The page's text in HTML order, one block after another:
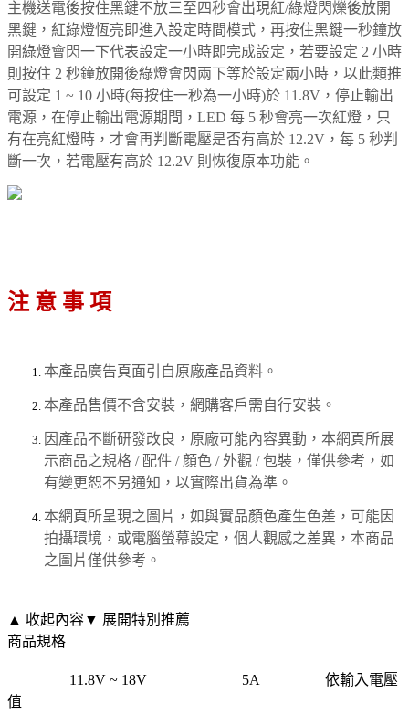
主機送電後按住黑鍵不放三至四秒會出現紅/綠燈閃爍後放開
黑鍵，紅綠燈恆亮即進入設定時間模式，再按住黑鍵一秒鐘放
開綠燈會閃一下代表設定一小時即完成設定，若要設定 2 小時
則按住 2 秒鐘放開後綠燈會閃兩下等於設定兩小時，以此類推
可設定 1 ~ 10 小時(每按住一秒為一小時)於 11.8V，停止輸出
電源，在停止輸出電源期間，LED 每 5 秒會亮一次紅燈，只
有在亮紅燈時，才會再判斷電壓是否有高於 12.2V，每 5 秒判
斷一次，若電壓有高於 12.2V 則恢復原本功能。
注 意 事 項
本產品廣告頁面引自原廠產品資料。
本產品售價不含安裝，網購客戶需自行安裝。
因產品不斷研發改良，原廠可能內容異動，本網頁所展
示商品之規格 / 配件 / 顏色 / 外觀 / 包裝，僅供參考，如
有變更恕不另通知，以實際出貨為準。
本網頁所呈現之圖片，如與實品顏色產生色差，可能因
拍攝環境，或電腦螢幕設定，個人觀感之差異，本商品
之圖片僅供參考。
▲ 收起內容▼ 展開特別推薦
商品規格
11.8V ~ 18V 5A
依輸入電壓
值